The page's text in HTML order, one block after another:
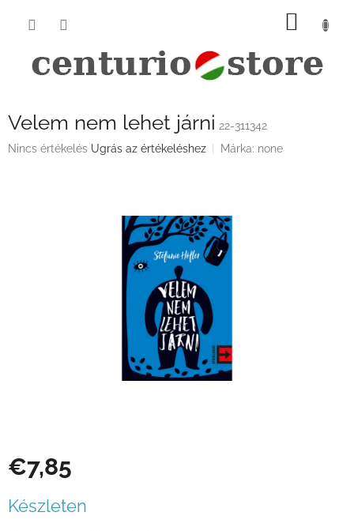
KOSÁR
Velem nem lehet járni 22-311342
A
Nincs értékelés Ugrás az értékeléshez Márka: none
€7,85
Készleten